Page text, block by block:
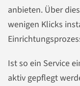
anbieten. Über
wenigen Klicks
Ist so ein Service
aktiv gepflegt